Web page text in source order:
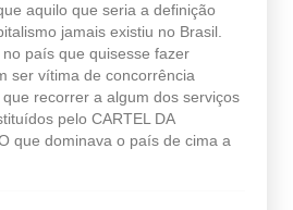
aquilo que seria a definição
jamais existiu no Brasil.
país que quisesse fazer
ser vítima de concorrência
recorrer a algum dos serviços
pelo CARTEL DA
que dominava o país de cima a